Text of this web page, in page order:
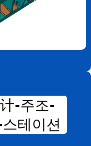
-주조-
테이션